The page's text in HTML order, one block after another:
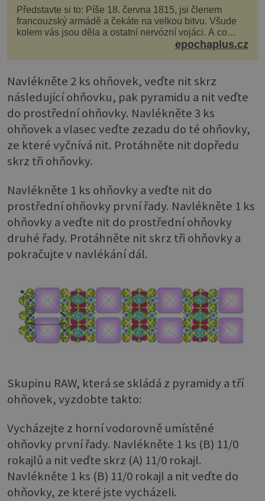
Představte si to: Píše 18. června 1815, jsi členem
francouzský armádě a čekáte na velkou bitvu. Všude
kolem vás jsou děla a ostatní nervózní vojáci. A co
děláte vy? Hrajete si… s jojem! Zdá se v...epochaplus.cz
Navlékněte 2 ks ohňovek, veďte nit skrz
následující ohňovku, pak pyramidu a nit veďte
do prostřední ohňovky. Navlékněte 3 ks
ohňovek a vlasec veďte zezadu do té ohňovky,
ze které vyčnívá nit. Protáhněte nit dopředu
skrz tři ohňovky.
Navlékněte 1 ks ohňovky a veďte nit do
prostřední ohňovky první řady. Navlékněte 1 ks
ohňovky a veďte nit do prostřední ohňovky
druhé řady. Protáhněte nit skrz tři ohňovky a
pokračujte v navlékání dál.
Skupinu RAW, která se skládá z pyramidy a tří
ohňovek, vyzdobte takto:
Vycházejte z horní vodorovně umístěné
ohňovky první řady. Navlékněte 1 ks (B) 11/0
rokajlů a nit veďte skrz (A) 11/0 rokajl.
Navlékněte 1 ks (B) 11/0 rokajl a nit veďte do
ohňovky, ze které jste vycházeli.